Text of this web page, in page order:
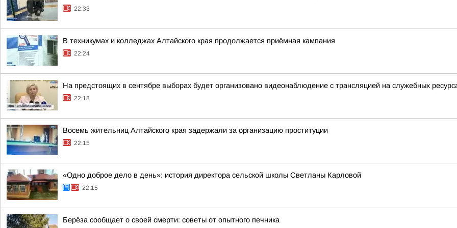
22:33
В техникумах и колледжах Алтайского края продолжается приёмная кампания
22:24
На предстоящих в сентябре выборах будет организовано видеонаблюдение с трансляцией на служебных
22:18
Восемь жительниц Алтайского края задержали за организацию проституции
22:15
«Одно доброе дело в день»: история директора сельской школы Светланы Карловой
22:15
Берёза сообщает о своей смерти: советы от опытного печника